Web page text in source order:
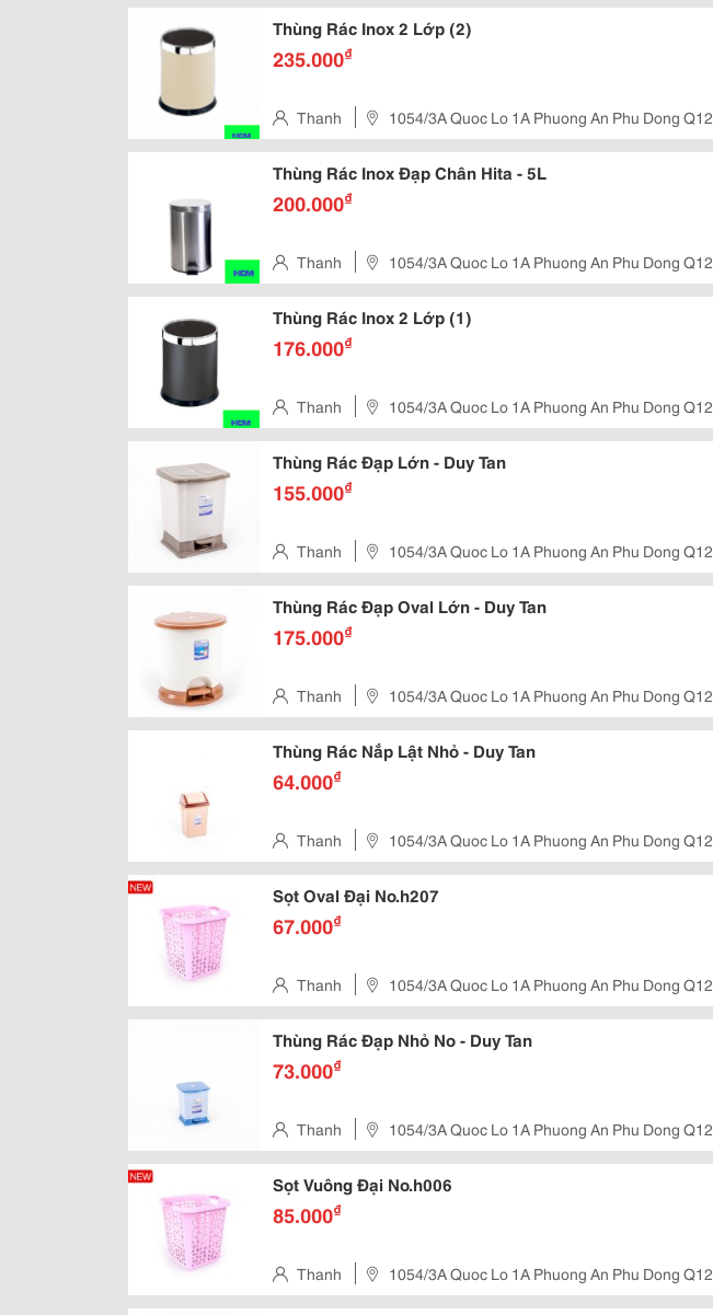
Thùng Rác Inox 2 Lớp (2)
235.000₫
Thanh 1054/3A Quoc Lo 1A Phuong An Phu Dong Q12
Thùng Rác Inox Đạp Chân Hita - 5L
200.000₫
Thanh 1054/3A Quoc Lo 1A Phuong An Phu Dong Q12
Thùng Rác Inox 2 Lớp (1)
176.000₫
Thanh 1054/3A Quoc Lo 1A Phuong An Phu Dong Q12
Thùng Rác Đạp Lớn - Duy Tan
155.000₫
Thanh 1054/3A Quoc Lo 1A Phuong An Phu Dong Q12
Thùng Rác Đạp Oval Lớn - Duy Tan
175.000₫
Thanh 1054/3A Quoc Lo 1A Phuong An Phu Dong Q12
Thùng Rác Nắp Lật Nhỏ - Duy Tan
64.000₫
Thanh 1054/3A Quoc Lo 1A Phuong An Phu Dong Q12
Sọt Oval Đại No.h207
67.000₫
Thanh 1054/3A Quoc Lo 1A Phuong An Phu Dong Q12
Thùng Rác Đạp Nhỏ No - Duy Tan
73.000₫
Thanh 1054/3A Quoc Lo 1A Phuong An Phu Dong Q12
Sọt Vuông Đại No.h006
85.000₫
Thanh 1054/3A Quoc Lo 1A Phuong An Phu Dong Q12